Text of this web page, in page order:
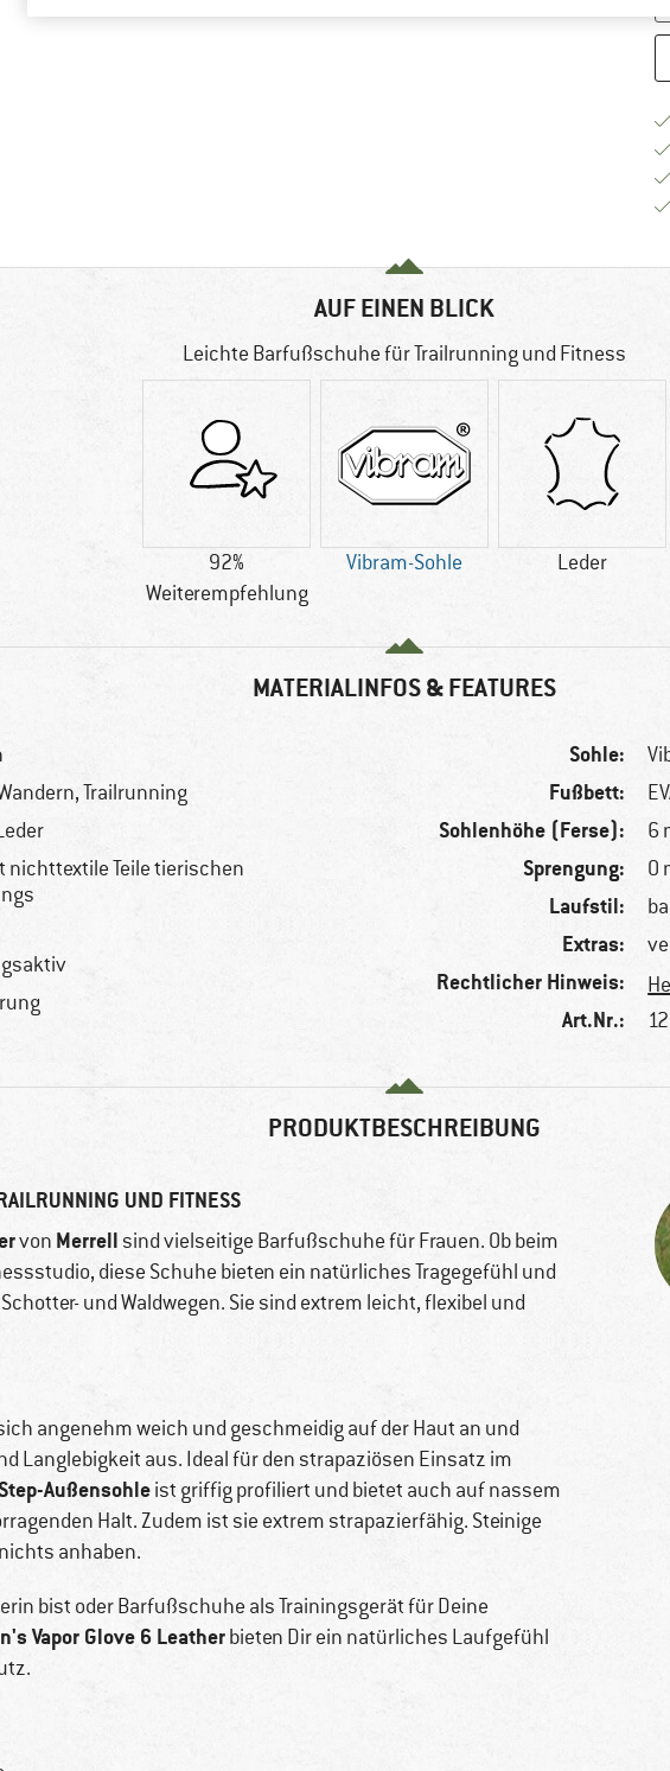
AUF EINEN BLICK
Leichte Barfußschuhe für Trailrunning und Fitness
92%
Weiterempfehlung
Vibram-Sohle Leder
MATERIALINFOS & FEATURES
Trailrunning
nichttextile Teile tierischen
Sohle:
Fußbett:
Sohlenhöhe (Ferse): 6
Sprengung: 0
Laufstil:
Extras:
Rechtlicher Hinweis:
Art.Nr.:
PRODUKTBESCHREIBUNG
UND FITNESS
von Merrell sind vielseitige Barfußschuhe für Frauen. Ob beim
diese Schuhe bieten ein natürliches Tragegefühl und
und Waldwegen. Sie sind extrem leicht, flexibel und
angenehm weich und geschmeidig auf der Haut an und
Langlebigkeit aus. Ideal für den strapaziösen Einsatz im
Außensohleist griffig profiliert und bietet auch auf nassem
Halt. Zudem ist sie extrem strapazierfähig. Steinige
anhaben.
bist oder Barfußschuhe als Trainingsgerät für Deine
Vapor Glove 6 Leatherbieten Dir ein natürliches Laufgefühl